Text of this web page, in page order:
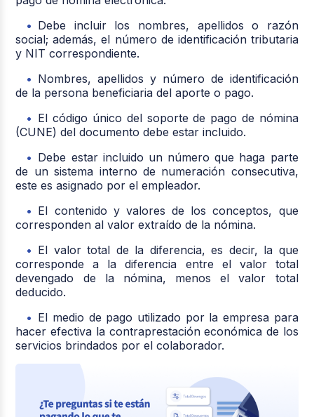
Debe incluir los nombres, apellidos o razón
social; además, el número de identificación tributaria
y NIT correspondiente.
Nombres, apellidos y número de identificación
de la persona beneficiaria del aporte o pago.
El código único del soporte de pago de nómina
(CUNE) del documento debe estar incluido.
Debe estar incluido un número que haga parte
de un sistema interno de numeración consecutiva,
este es asignado por el empleador.
El contenido y valores de los conceptos, que
corresponden al valor extraído de la nómina.
El valor total de la diferencia, es decir, la que
corresponde a la diferencia entre el valor total
devengado de la nómina, menos el valor total
deducido.
El medio de pago utilizado por la empresa para
hacer efectiva la contraprestación económica de los
servicios brindados por el colaborador.